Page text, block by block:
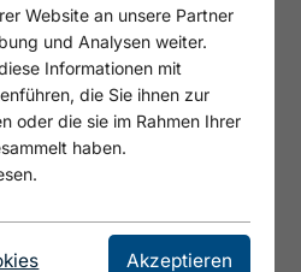
Website an unsere Partner
und Analysen weiter.
Informationen mit
die Sie ihnen zur
oder die sie im Rahmen Ihrer
haben.
Akzeptieren